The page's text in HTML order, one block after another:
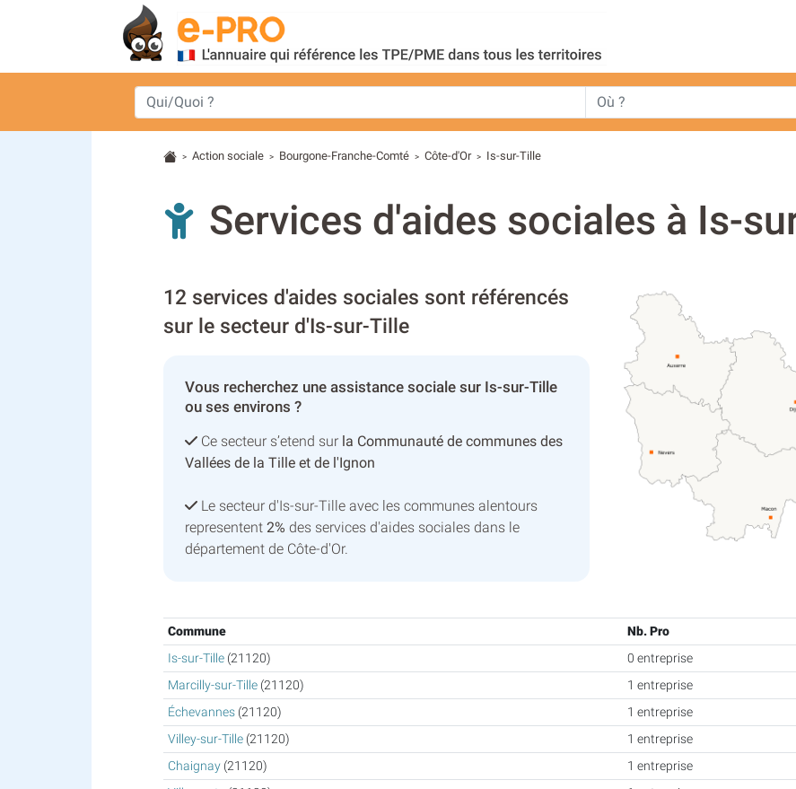
> Action sociale > Bourgone-Franche-Comté > Côte-d'Or > Is-sur-Tille
Services d'aides sociales à Is-
12 services d'aides sociales sont référencés
sur le secteur d'Is-sur-Tille
Vous recherchez une assistance sociale sur Is-sur-Tille
ou ses environs ?
Ce secteur s’etend sur la Communauté de communes des
Vallées de la Tille et de l'Ignon
Le secteur d'Is-sur-Tille avec les communes alentours
representent 2% des services d'aides sociales dans le
département de Côte-d'Or.
Commune Nb. Pro
Is-sur-Tille(21120) 0 entreprise
Marcilly-sur-Tille(21120) 1 entreprise
Échevannes(21120) 1 entreprise
Villey-sur-Tille(21120) 1 entreprise
Chaignay(21120) 1 entreprise